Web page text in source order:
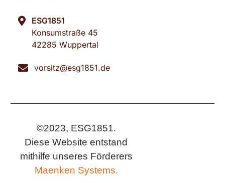
ESG1851
Konsumstraße 45
42285 Wuppertal
vorsitz@esg1851.de
©2023, ESG1851.
Diese Website entstand
mithilfe unseres Förderers
Maenken Systems.